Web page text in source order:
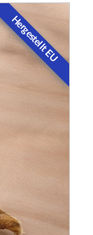
Hergestellt EU